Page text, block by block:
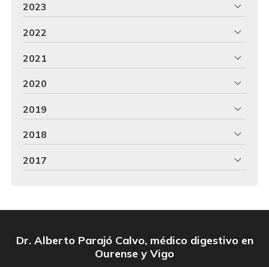
2023
2022
2021
2020
2019
2018
2017
Dr. Alberto Parajó Calvo, médico digestivo en
Ourense y Vigo